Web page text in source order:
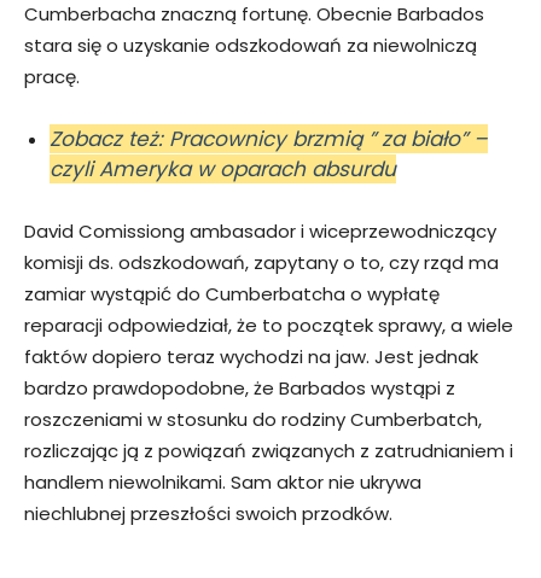
Cumberbacha znaczną fortunę. Obecnie Barbados
stara się o uzyskanie odszkodowań za niewolniczą
pracę.
Zobacz też: Pracownicy brzmią ” za biało” –
czyli Ameryka w oparach absurdu
David Comissiong ambasador i wiceprzewodniczący
komisji ds. odszkodowań, zapytany o to, czy rząd ma
zamiar wystąpić do Cumberbatcha o wypłatę
reparacji odpowiedział, że to początek sprawy, a wiele
faktów dopiero teraz wychodzi na jaw. Jest jednak
bardzo prawdopodobne, że Barbados wystąpi z
roszczeniami w stosunku do rodziny Cumberbatch,
rozliczając ją z powiązań związanych z zatrudnianiem i
handlem niewolnikami. Sam aktor nie ukrywa
niechlubnej przeszłości swoich przodków.